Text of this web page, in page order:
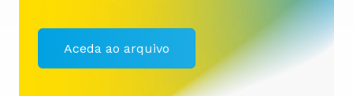
Aceda ao arquivo